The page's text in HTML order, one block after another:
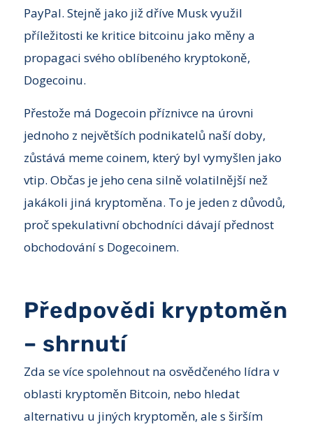
PayPal. Stejně jako již dříve Musk využil
příležitosti ke kritice bitcoinu jako měny a
propagaci svého oblíbeného kryptokoně,
Dogecoinu.
Přestože má Dogecoin příznivce na úrovni
jednoho z největších podnikatelů naší doby,
zůstává meme coinem, který byl vymyšlen jako
vtip. Občas je jeho cena silně volatilnější než
jakákoli jiná kryptoměna. To je jeden z důvodů,
proč spekulativní obchodníci dávají přednost
obchodování s Dogecoinem.
Předpovědi kryptoměn
– shrnutí
Zda se více spolehnout na osvědčeného lídra v
oblasti kryptoměn Bitcoin, nebo hledat
alternativu u jiných kryptoměn, ale s širším